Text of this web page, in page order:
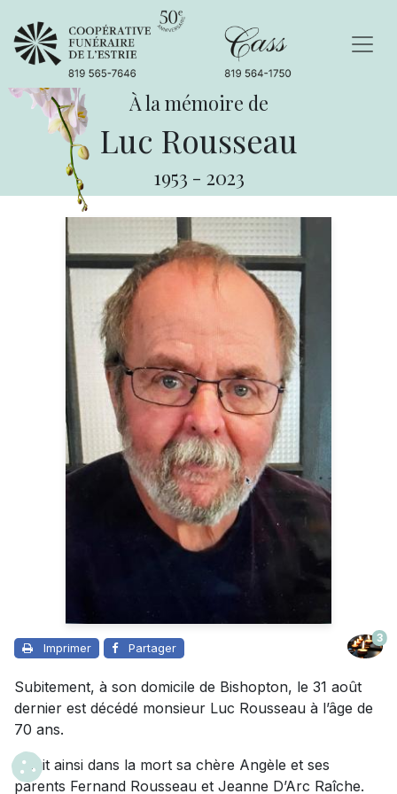
À la mémoire de
Luc Rousseau
1953 - 2023
Imprimer Partager
3
Subitement, à son domicile de Bishopton, le 31 août
dernier est décédé monsieur Luc Rousseau à l’âge de
70 ans.
Il suit ainsi dans la mort sa chère Angèle et ses
parents Fernand Rousseau et Jeanne D’Arc Raîche.